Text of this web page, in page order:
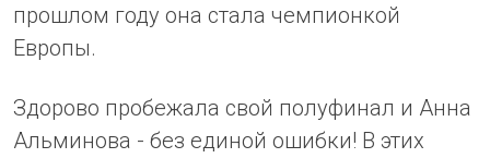
прошлом году она стала чемпионкой
Европы.
Здорово пробежала свой полуфинал и Анна
Альминова - без единой ошибки! В этих